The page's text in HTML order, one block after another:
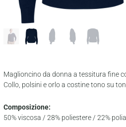
Maglioncino da donna a tessitura fine
Collo, polsini e orlo a costine tono su
Composizione:
50% viscosa / 28% poliestere / 22%